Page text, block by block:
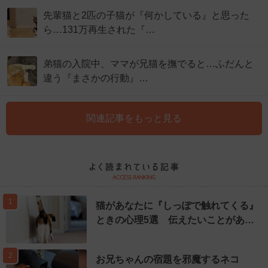
先輩猫と2匹の子猫が『何かしている』と思った
ら…131万再生された『…
弟猫の入院中、ママが兄猫を撫でると…ふだんと
違う『まさかの行動』…
関連記事をもっと見る
1
猫があなたに『しっぽで触れてくる』
ときの心理5選 伝えたいことがあ…
2
お兄ちゃんの宿題を邪魔するネコ